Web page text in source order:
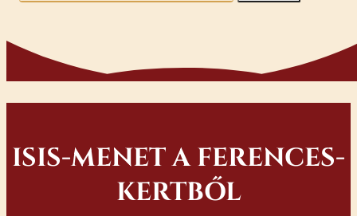
ISIS-MENET A FERENCES-
KERTBŐL